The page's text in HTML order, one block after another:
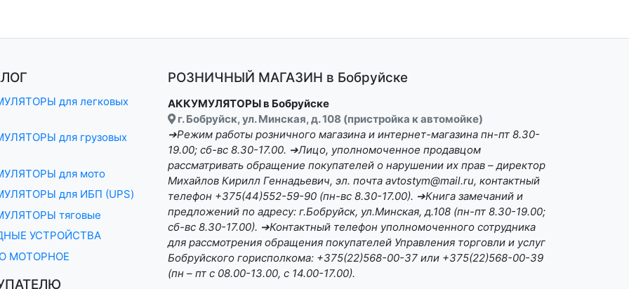
для легковых
для грузовых
для мото
для ИБП (UPS)
тяговые
УСТРОЙСТВА
МОТОРНОЕ
РОЗНИЧНЫЙ МАГАЗИН в Бобруйске
АККУМУЛЯТОРЫ в Бобруйске
г. Бобруйск, ул. Минская, д. 108 (пристройка к автомойке)
➔Режим работы розничного магазина и интернет-магазина пн-пт 8.30-
19.00; сб-вс 8.30-17.00. ➔Лицо, уполномоченное продавцом
рассматривать обращение покупателей о нарушении их прав – директор
Михайлов Кирилл Геннадьевич, эл. почта avtostym@mail.ru, контактный
телефон +375(44)552-59-90 (пн-вс 8.30-17.00). ➔Книга замечаний и
предложений по адресу: г.Бобруйск, ул.Минская, д.108 (пн-пт 8.30-19.00;
сб-вс 8.30-17.00). ➔Контактный телефон уполномоченного сотрудника
для рассмотрения обращения покупателей Управления торговли и услуг
Бобруйского горисполкома: +375(22)568-00-37 или +375(22)568-00-39
(пн – пт с 08.00-13.00, с 14.00-17.00).